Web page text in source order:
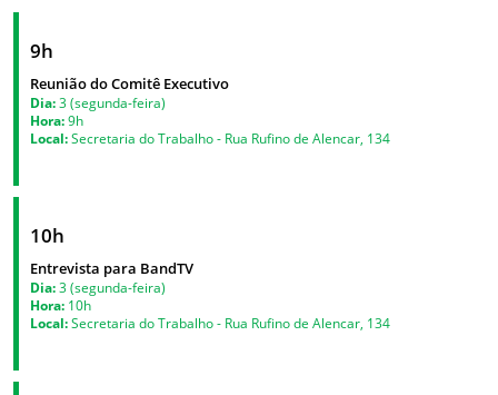
9h
Reunião do Comitê Executivo
Dia:3 (segunda-feira)
Hora:9h
Local:Secretaria do Trabalho - Rua Rufino de Alencar, 134
10h
Entrevista para BandTV
Dia:3 (segunda-feira)
Hora: 10h
Local:Secretaria do Trabalho - Rua Rufino de Alencar, 134